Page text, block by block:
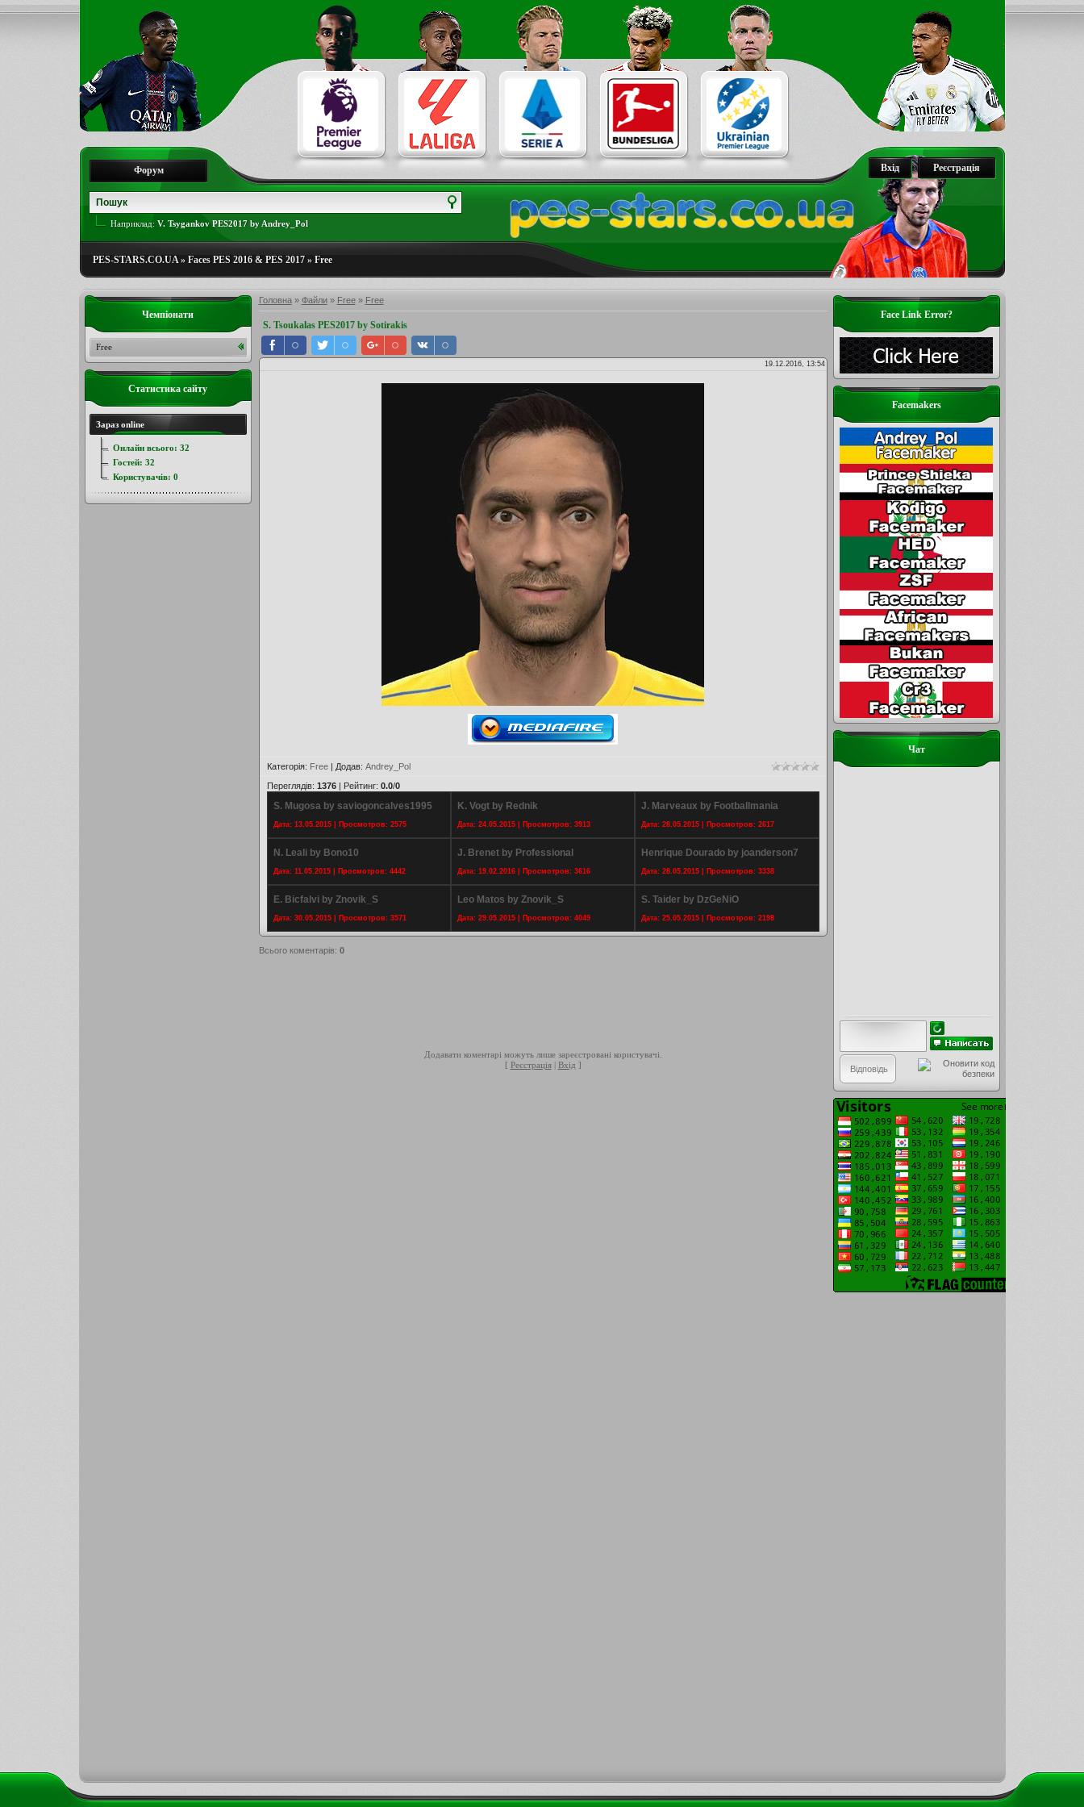
Реєстрація
Вхід
Форум
Наприклад: V. Tsygankov PES2017 by Andrey_Pol
PES-STARS.CO.UA» Faces PES 2016 & PES 2017» Free
Головна» Файли» Free» Free
S. Tsoukalas PES2017 by Sotirakis
19.12.2016, 13:54
Категорія: Free| Додав: Andrey_Pol
Переглядів: 1376| Рейтинг: 0.0/0
S. Mugosa by saviogoncalves1995
Дата: 13.05.2015 | Просмотров: 2575
K. Vogt by Rednik
Дата: 24.05.2015 | Просмотров: 3913
J. Marveaux by Footballmania
Дата: 28.05.2015 | Просмотров: 2617
N. Leali by Bono10
Дата: 11.05.2015 | Просмотров: 4442
J. Brenet by Professional
Дата: 19.02.2016 | Просмотров: 3616
Henrique Dourado by joanderson7
Дата: 28.05.2015 | Просмотров: 3338
E. Bicfalvi by Znovik_S
Дата: 30.05.2015 | Просмотров: 3571
Leo Matos by Znovik_S
Дата: 29.05.2015 | Просмотров: 4049
S. Taider by DzGeNiO
Дата: 25.05.2015 | Просмотров: 2198
Всього коментарів: 0
Додавати коментарі можуть лише зареєстровані користувачі.
[ Реєстрація| Вхід ]
Face Link Error?
Facemakers
Чат
Чемпіонати
Free
Статистика сайту
Зараз online
Онлайн всього: 32
Гостей: 32
Користувачів: 0